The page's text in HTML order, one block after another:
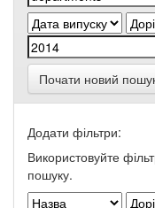
Почати новий
Додати фільтри:
Використовуйте
пошуку.